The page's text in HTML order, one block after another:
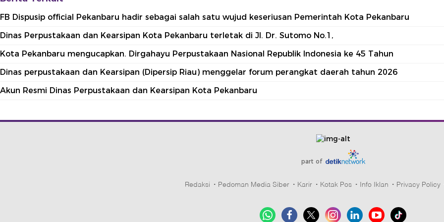
FB Dispusip official Pekanbaru hadir sebagai salah satu wujud keseriusan Pemerintah Kota Pekanbaru
Dinas Perpustakaan dan Kearsipan Kota Pekanbaru terletak di Jl. Dr. Sutomo No.1,
Kota Pekanbaru mengucapkan. Dirgahayu Perpustakaan Nasional Republik Indonesia ke 45 Tahun
Dinas perpustakaan dan Kearsipan (Dipersip Riau) menggelar forum perangkat daerah tahun 2026
Akun Resmi Dinas Perpustakaan dan Kearsipan Kota Pekanbaru
part of
Redaksi Pedoman Media Siber Karir Kotak Pos Info Iklan Privacy Policy